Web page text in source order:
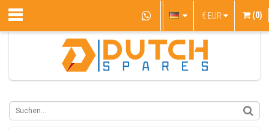
€ EUR (0)